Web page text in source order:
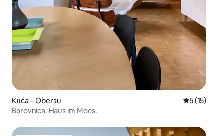
Kuća – Oberau Prosječna
5 (15)
Borovnica. Haus im Moos.